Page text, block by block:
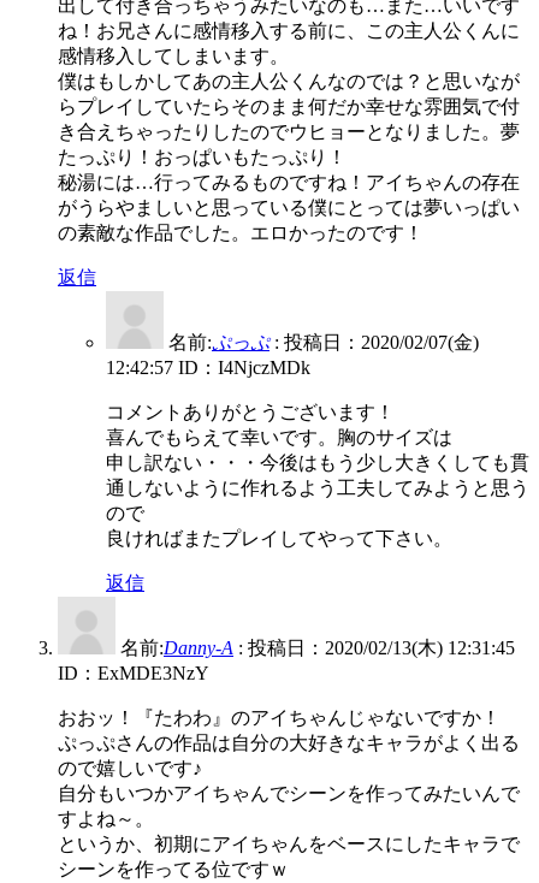
出して付き合っちゃうみたいなのも…また…いいです
ね！お兄さんに感情移入する前に、この主人公くんに
感情移入してしまいます。
僕はもしかしてあの主人公くんなのでは？と思いなが
らプレイしていたらそのまま何だか幸せな雰囲気で付
き合えちゃったりしたのでウヒョーとなりました。夢
たっぷり！おっぱいもたっぷり！
秘湯には…行ってみるものですね！アイちゃんの存在
がうらやましいと思っている僕にとっては夢いっぱい
の素敵な作品でした。エロかったのです！
返信
名前:ぷっぷ: 投稿日：2020/02/07(金)
12:42:57 ID：I4NjczMDk
コメントありがとうございます！
喜んでもらえて幸いです。胸のサイズは
申し訳ない・・・今後はもう少し大きくしても貫
通しないように作れるよう工夫してみようと思う
ので
良ければまたプレイしてやって下さい。
返信
名前:Danny-A : 投稿日：2020/02/13(木) 12:31:45
ID：ExMDE3NzY
おおッ！『たわわ』のアイちゃんじゃないですか！
ぷっぷさんの作品は自分の大好きなキャラがよく出る
ので嬉しいです♪
自分もいつかアイちゃんでシーンを作ってみたいんで
すよね～。
というか、初期にアイちゃんをベースにしたキャラで
シーンを作ってる位ですｗ